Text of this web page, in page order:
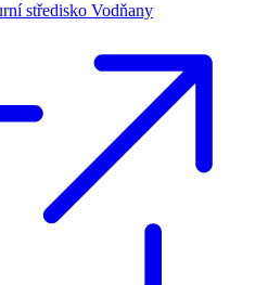
středisko Vodňany